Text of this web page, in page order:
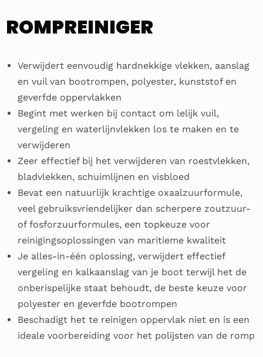
ROMPREINIGER
Verwijdert eenvoudig hardnekkige vlekken, aanslag
en vuil van bootrompen, polyester, kunststof en
geverfde oppervlakken
Begint met werken bij contact om lelijk vuil,
vergeling en waterlijnvlekken los te maken en te
verwijderen
Zeer effectief bij het verwijderen van roestvlekken,
bladvlekken, schuimlijnen en visbloed
Bevat een natuurlijk krachtige oxaalzuurformule,
veel gebruiksvriendelijker dan scherpere zoutzuur-
of fosforzuurformules, een topkeuze voor
reinigingsoplossingen van maritieme kwaliteit
Je alles-in-één oplossing, verwijdert effectief
vergeling en kalkaanslag van je boot terwijl het de
onberispelijke staat behoudt, de beste keuze voor
polyester en geverfde bootrompen
Beschadigt het te reinigen oppervlak niet en is een
ideale voorbereiding voor het polijsten van de romp